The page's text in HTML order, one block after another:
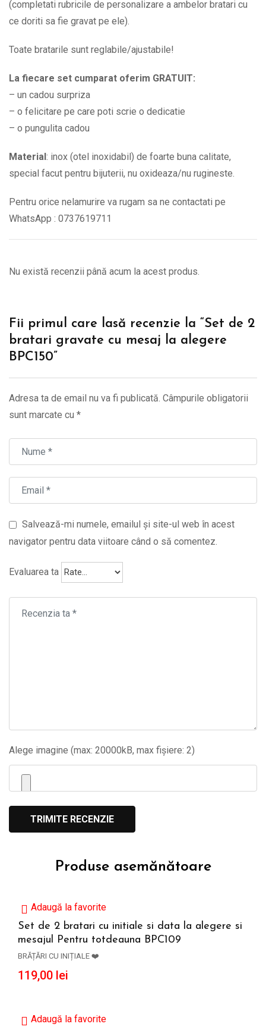
(completati rubricile de personalizare a ambelor bratari cu
ce doriti sa fie gravat pe ele).
Toate bratarile sunt reglabile/ajustabile!
La fiecare set cumparat oferim GRATUIT:
– un cadou surpriza
– o felicitare pe care poti scrie o dedicatie
– o pungulita cadou
Material : inox (otel inoxidabil) de foarte buna calitate,
special facut pentru bijuterii, nu oxideaza/nu rugineste.
Pentru orice nelamurire va rugam sa ne contactati pe
WhatsApp : 0737619711
Nu există recenzii până acum la acest produs.
Fii primul care lasă recenzie la “Set de 2
bratari gravate cu mesaj la alegere
BPC150”
Adresa ta de email nu va fi publicată. Câmpurile obligatorii
sunt marcate cu *
Salvează-mi numele, emailul și site-ul web în acest
navigator pentru data viitoare când o să comentez.
Evaluarea ta
Alege imagine (max: 20000kB, max fișiere: 2)
Produse asemănătoare
Adaugă la favorite
Set de 2 bratari cu initiale si data la alegere si
mesajul Pentru totdeauna BPC109
BRĂȚĂRI CU INIȚIALE ❤️
119,00 lei
Adaugă la favorite